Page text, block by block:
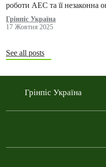
роботи АЕС та її незаконна
Грінпіс Україна
17 Жовтня 2025
See all posts
Грінпіс Україна